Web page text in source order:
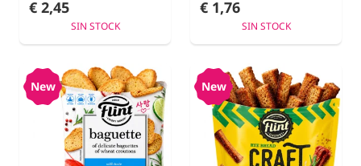
€ 2,45
SIN STOCK
€ 1,76
SIN STOCK
New New